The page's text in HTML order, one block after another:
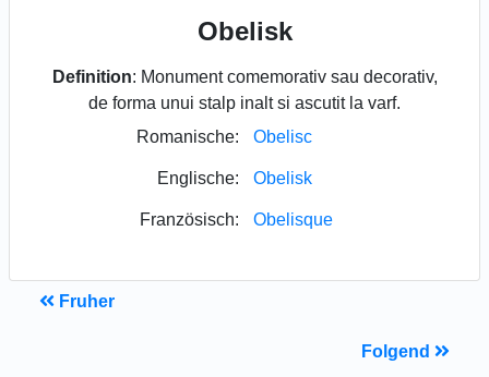
Obelisk
Definition: Monument comemorativ sau decorativ,
de forma unui stalp inalt si ascutit la varf.
Romanische:
Obelisc
Englische: Obelisk
Französisch: Obelisque
Fruher
Folgend